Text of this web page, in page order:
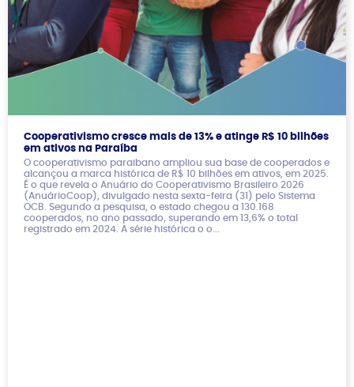
Cooperativismo cresce mais de 13% e atinge R$ 10 bilhões
em ativos na Paraíba
O cooperativismo paraibano ampliou sua base de cooperados e
alcançou a marca histórica de R$ 10 bilhões em ativos, em 2025.
É o que revela o Anuário do Cooperativismo Brasileiro 2026
(AnuárioCoop), divulgado nesta sexta-feira (31) pelo Sistema
OCB. Segundo a pesquisa, o estado chegou a 130.168
cooperados, no ano passado, superando em 13,6% o total
registrado em 2024. A série histórica o o...